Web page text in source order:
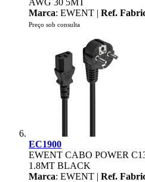
AWG 30 5MT
Marca: EWENT | Ref.
Preço sob consulta
EC1900
EWENT CABO POWER
1.8MT BLACK
Marca: EWENT | Ref.